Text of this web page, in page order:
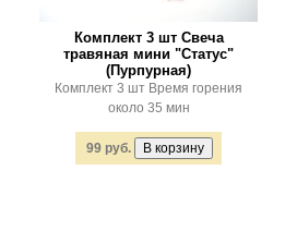
Комплект 3 шт Свеча
травяная мини "Статус"
(Пурпурная)
Комплект 3 шт Время горения
около 35 мин
99 руб.